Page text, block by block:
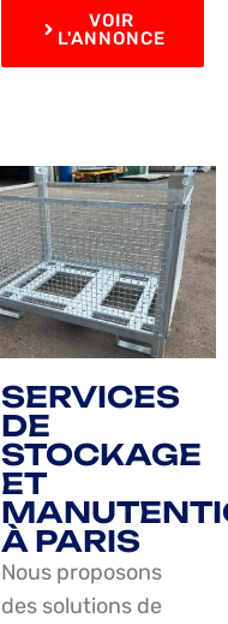
VOIR
L'ANNONCE
SERVICES
DE
STOCKAGE
ET
À PARIS
Nous proposons
des solutions de